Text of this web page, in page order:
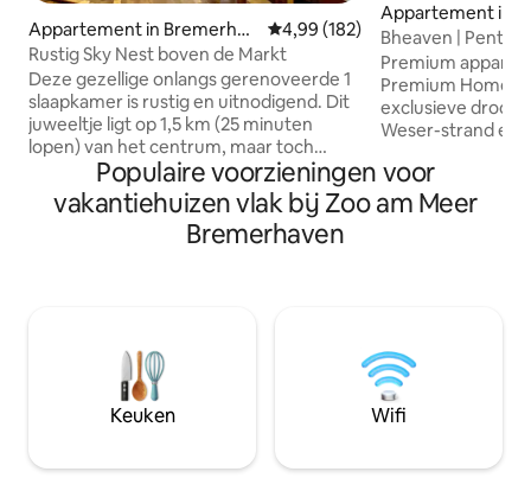
Appartement in Bremerhav
en
Gemiddelde beoordeling van
4,99 (182)
Rustig Sky Nest boven de Markt
Deze gezellige onlangs gerenoveerde 1
slaapkamer is rustig en uitnodigend. Dit
juweeltje ligt op 1,5 km (25 minuten
lopen) van het centrum, maar toch
centraal in de woonwijk Geestemunde
met alle voorzieningen op een korte
wandeling. Het balkon op de bovenste
verdieping biedt uitzicht op de levendige
honden kunnen spelen in de
nabijgelegen parken. De ruimte is
volledig uitgerust voor baby 's tot
Appartement in
n
Bheaven |
appartement
Premium
Premium Homes
exclusieve
Weser-strand en
met een
water, een groot
uitzonderlijk
keer terug naar
hoogtepunt na
naar de badplaats.
Populaire voorzieningen voor
vakantiehuizen vlak bij Zoo am Meer
Bremerhaven
Keuken Wifi